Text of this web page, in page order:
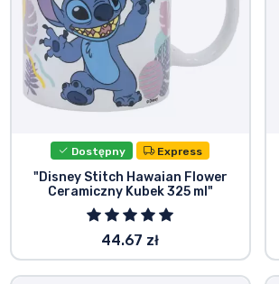
Dostępny Express
"Disney Stitch Hawaian Flower
Ceramiczny Kubek 325 ml"
44.67 zł